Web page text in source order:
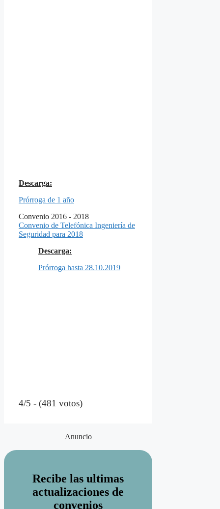
Descarga:
Prórroga de 1 año
Convenio 2016 - 2018
Convenio de Telefónica Ingeniería de
Seguridad para 2018
Descarga:
Prórroga hasta 28.10.2019
4/5 - (481 votos)
Anuncio
Recibe las ultimas
actualizaciones de
convenios